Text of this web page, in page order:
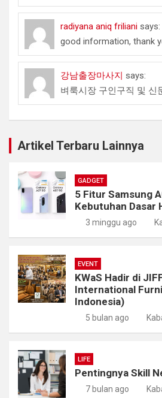
radiyana aniq friliani says:
good information, thank
강남출장마사지 says:
벼룩시장 구인구직 및 신
Artikel Terbaru Lainnya
GADGET
5 Fitur Samsung
Kebutuhan Dasar
3 minggu ago
EVENT
KWaS Hadir di
International
Indonesia)
5 bulan ago
LIFE
Pentingnya Skill
7 bulan ago